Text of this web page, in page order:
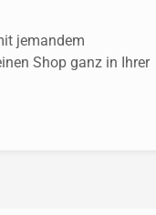
jemandem
Shop ganz in Ihrer